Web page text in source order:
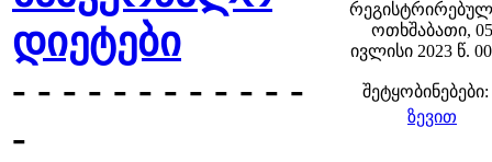
დიეტები
- - - - - - - - - - - -
-
ოთხშაბათი, 05
ივლისი 2023 წ.
შეტყობინებები:
ზევით